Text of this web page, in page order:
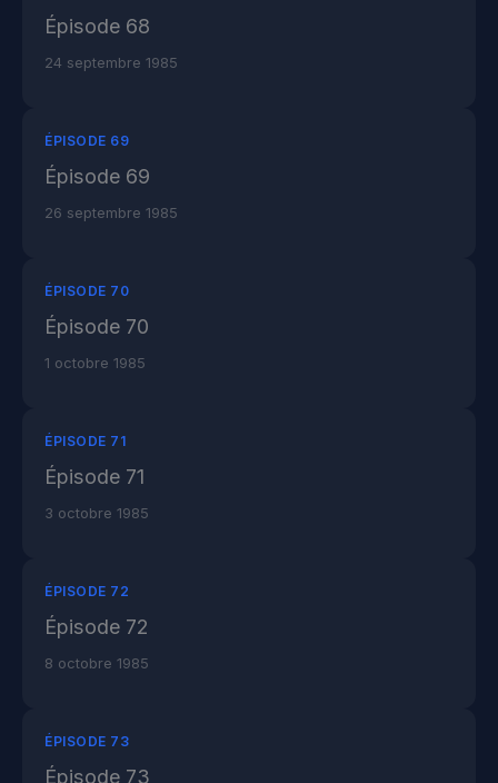
Épisode 68
24 septembre 1985
ÉPISODE 69
Épisode 69
26 septembre 1985
ÉPISODE 70
Épisode 70
1 octobre 1985
ÉPISODE 71
Épisode 71
3 octobre 1985
ÉPISODE 72
Épisode 72
8 octobre 1985
ÉPISODE 73
Épisode 73